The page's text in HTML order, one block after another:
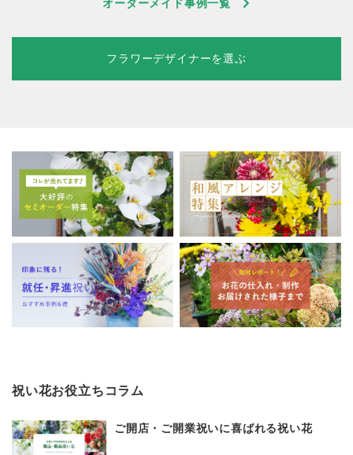
オーダーメイド事例一覧
フラワーデザイナーを選ぶ
祝い花お役立ちコラム
ご開店・ご開業祝いに喜ばれる祝い花